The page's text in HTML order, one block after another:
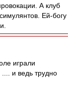
А клуб
Ей-богу
играли
и ведь трудно